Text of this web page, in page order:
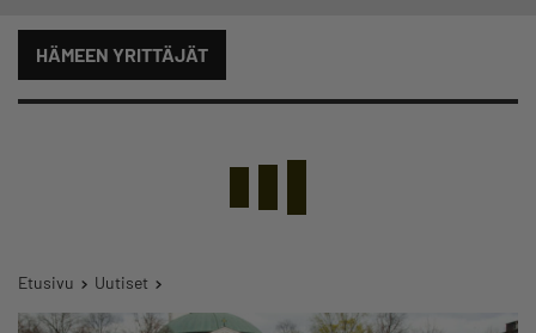
HÄMEEN YRITTÄJÄT
Etusivu Uutiset
Suodata hakutuloksia: näytä kaikki sisältö